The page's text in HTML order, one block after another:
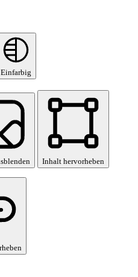
Einfarbig
Inhalt hervorheben